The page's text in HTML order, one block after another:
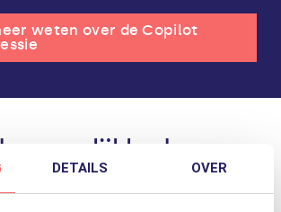
DETAILS OVER
weten over de Copilot
mogelijkheden
Copilot